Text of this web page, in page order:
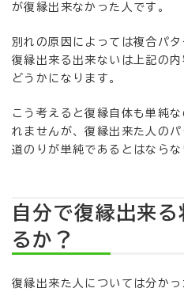
が復縁出来なかった人です。
別れの原因によっては複合パ
復縁出来る出来ないは上記の
どうかになります。
こう考えると復縁自体も単純
れませんが、復縁出来た人の
道のりが単純であるとはならな
自分で復縁出来
るか？
復縁出来た人については分か